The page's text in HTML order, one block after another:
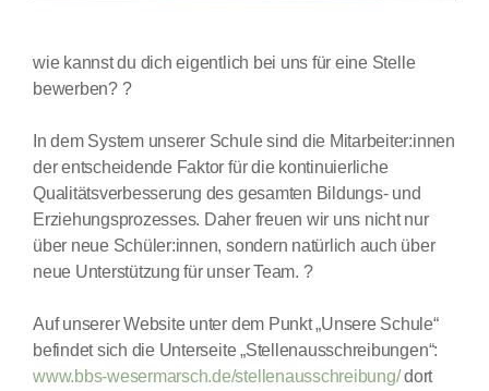
wie kannst du dich eigentlich bei uns für eine Stelle
bewerben? ?
In dem System unserer Schule sind die Mitarbeiter:innen
der entscheidende Faktor für die kontinuierliche
Qualitätsverbesserung des gesamten Bildungs- und
Erziehungsprozesses. Daher freuen wir uns nicht nur
über neue Schüler:innen, sondern natürlich auch über
neue Unterstützung für unser Team. ?
Auf unserer Website unter dem Punkt „Unsere Schule“
befindet sich die Unterseite „Stellenausschreibungen“:
www.bbs-wesermarsch.de/stellenausschreibung/dort